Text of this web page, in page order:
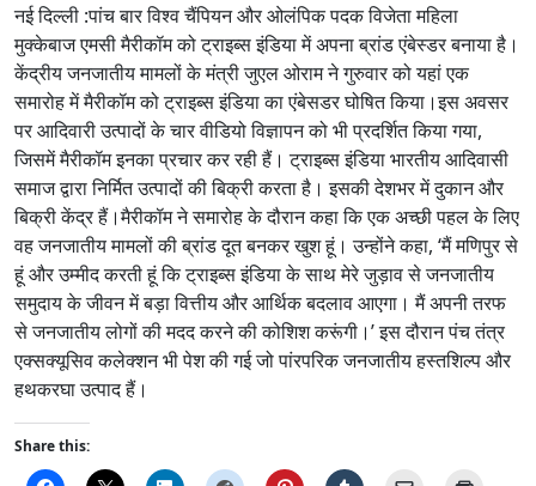
नई दिल्ली :पांच बार विश्‍व चैंपियन और ओलंपिक पदक विजेता महिला
मुक्‍केबाज एमसी मैरीकॉम को ट्राइब्‍स इंडिया में अपना ब्रांड एंबेस्‍डर बनाया है।
केंद्रीय जनजातीय मामलों के मंत्री जुएल ओराम ने गुरुवार को यहां एक
समारोह में मैरीकॉम को ट्राइब्‍स इंडिया का एंबेसडर घोषित किया।इस अवसर
पर आदिवारी उत्‍पादों के चार वीडियो विज्ञापन को भी प्रदर्शित किया गया,
जिसमें मैरीकॉम इनका प्रचार कर रही हैं। ट्राइब्‍स इंडिया भारतीय आदिवासी
समाज द्वारा निर्मित उत्‍पादों की बिक्री करता है । इसकी देशभर में दुकान और
बिक्री केंद्र हैं।मैरीकॉम ने समारोह के दौरान कहा कि एक अच्छी पहल के लिए
वह जनजातीय मामलों की ब्रांड दूत बनकर खुश हूं। उन्‍होंने कहा, ‘मैं मणिपुर से
हूं और उम्मीद करती हूं कि ट्राइब्स इंडिया के साथ मेरे जुड़ाव से जनजातीय
समुदाय के जीवन में बड़ा वित्तीय और आर्थिक बदलाव आएगा। मैं अपनी तरफ
से जनजातीय लोगों की मदद करने की कोशिश करूंगी।’ इस दौरान पंच तंत्र
एक्सक्यूसिव कलेक्शन भी पेश की गई जो पांरपरिक जनजातीय हस्तशिल्प और
हथकरघा उत्पाद हैं।
Share this: